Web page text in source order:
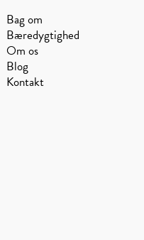
Bag om
Bæredygtighed
Om os
Blog
Kontakt